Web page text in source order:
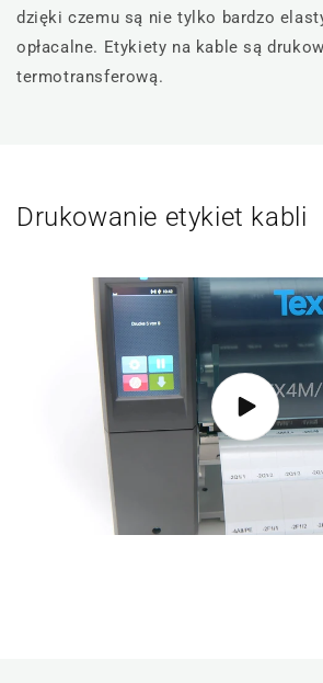
dzięki czemu są nie tylko bardzo
opłacalne. Etykiety na kable są
termotransferową.
Drukowanie etykiet kabli